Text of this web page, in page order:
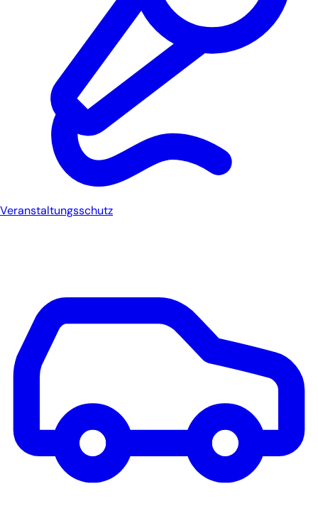
Veranstaltungsschutz